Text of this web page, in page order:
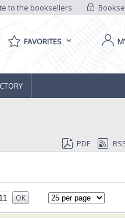
to the booksellers
FAVORITES
PDF
OK